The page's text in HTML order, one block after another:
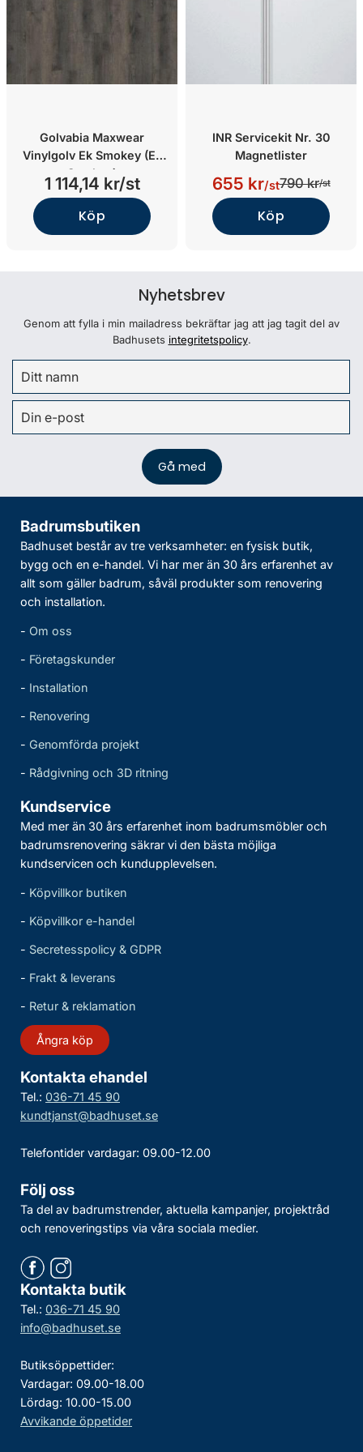
Golvabia Maxwear
Vinylgolv Ek Smokey (Ek
Smokey)
1 114,14 kr/st
Köp
INR Servicekit Nr. 30
Magnetlister
655 kr/st790 kr/st
Köp
Nyhetsbrev
Genom att fylla i min mailadress bekräftar jag att jag tagit del av
Badhusets integritetspolicy.
Badrumsbutiken
Badhuset består av tre verksamheter: en fysisk butik,
bygg och en e-handel. Vi har mer än 30 års erfarenhet av
allt som gäller badrum, såväl produkter som renovering
och installation.
- Om oss
- Företagskunder
- Installation
- Renovering
- Genomförda projekt
- Rådgivning och 3D ritning
Kundservice
Med mer än 30 års erfarenhet inom badrumsmöbler och
badrumsrenovering säkrar vi den bästa möjliga
kundservicen och kundupplevelsen.
- Köpvillkor butiken
- Köpvillkor e-handel
- Secretesspolicy & GDPR
- Frakt & leverans
- Retur & reklamation
Ångra köp
Kontakta ehandel
Tel.: 036-71 45 90
kundtjanst@badhuset.se
Telefontider vardagar: 09.00-12.00
Följ oss
Ta del av badrumstrender, aktuella kampanjer, projektråd
och renoveringstips via våra sociala medier.
Kontakta butik
Tel.: 036-71 45 90
info@badhuset.se
Butiksöppettider:
Vardagar: 09.00-18.00
Lördag: 10.00-15.00
Avvikande öppetider